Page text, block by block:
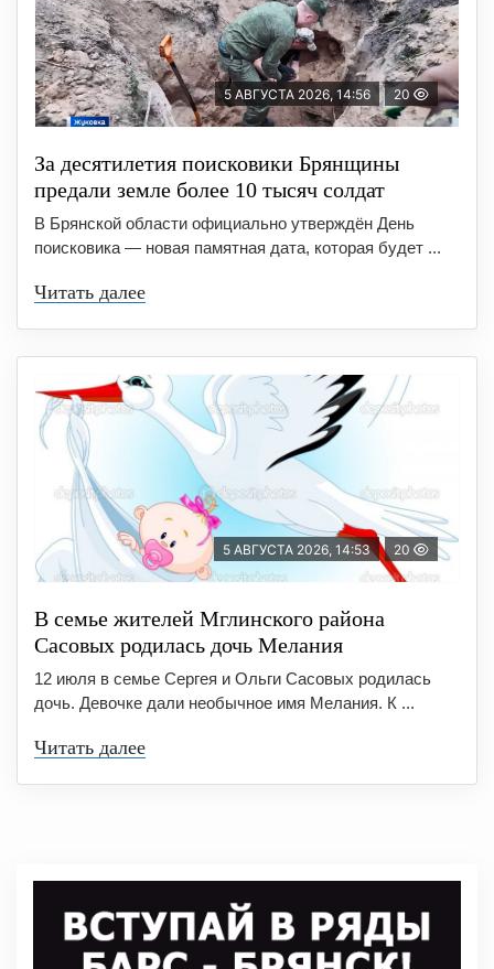
5 АВГУСТА 2026, 14:56 20
За десятилетия поисковики Брянщины
предали земле более 10 тысяч солдат
В Брянской области официально утверждён День
поисковика — новая памятная дата, которая будет ...
Читать далее
5 АВГУСТА 2026, 14:53 20
В семье жителей Мглинского района
Сасовых родилась дочь Мелания
12 июля в семье Сергея и Ольги Сасовых родилась
дочь. Девочке дали необычное имя Мелания. К ...
Читать далее